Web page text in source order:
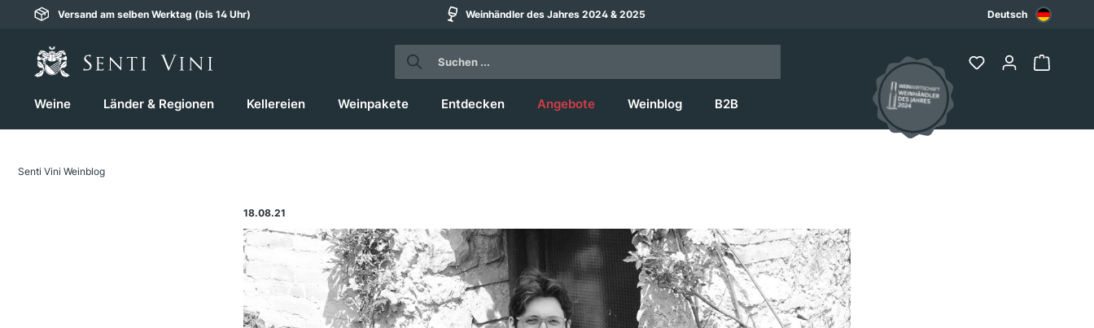
Zur Hauptnavigation springen
Versand am selben Werktag (bis 14 Uhr) Weinhändler des Jahres 2024 & 2025 Deutsch
Weine Länder & Regionen Kellereien Weinpakete Entdecken Angebote Weinblog B2B
Senti Vini Weinblog
18.08.21